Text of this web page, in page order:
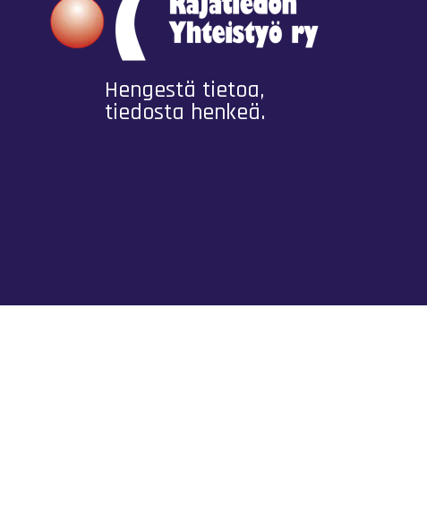
Hengestä tietoa,
tiedosta henkeä.